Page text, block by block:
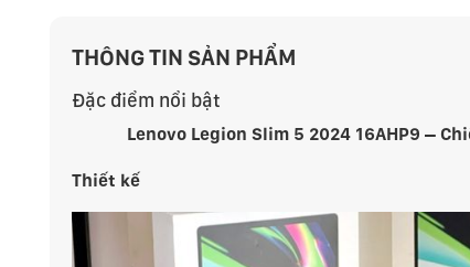
THÔNG TIN SẢN PHẨM
Đặc điểm nổi bật
Lenovo Legion Slim 5 2024 16AHP9 –
Thiết kế